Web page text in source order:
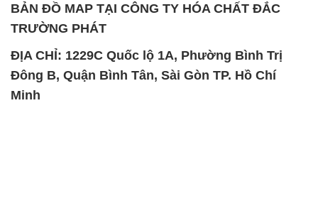
BẢN ĐỒ MAP TẠI CÔNG TY HÓA CHẤT ĐẮC
TRƯỜNG PHÁT
ĐỊA CHỈ: 1229C Quốc lộ 1A, Phường Bình Trị
Đông B, Quận Bình Tân, Sài Gòn TP. Hồ Chí
Minh